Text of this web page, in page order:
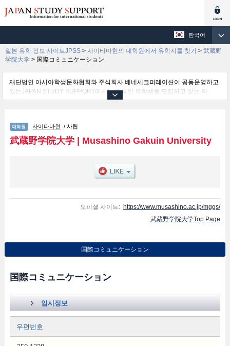
한국어
일본 유학 정보 사이트JPSS > 사이타마현의 대학원에서 유학지를 찾기 > 武蔵野
学院大学 > 国際コミュニケーション
재단법인 아시아학생문화협회와 주식회사 베네세코퍼레이션이 공동운영하고
있는JAPAN STUDY SUPPORT에서는 외국인 유학생을 모집하고 있는 약
1,300여 개의 대학・대학원・단기대학・전문학교의 정보를 게재하고 있습니
ケーション 등의 연구과별 정보, 모집정원과 합격자수 등의 입시정보, 시설안
내, 교통정보 등 외국인 유학생에게 유익하고 필요한 정보를 게재하고 있으므
로 많이 이용해 주시기 바랍니다.
사이타마현 / 사립
武蔵野学院大学| Musashino Gakuin University
오피셜 사이트: https://www.musashino.ac.jp/mggs/
武蔵野学院大学Top Page
国際コミュニケーション
国際コミュニケーション
입시정보
우편번호